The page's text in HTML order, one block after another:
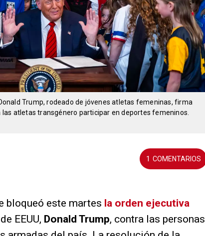
Trump, rodeado de jóvenes atletas femeninas, firma
las atletas transgénero participar en deportes femeninos.
1
bloqueó este martes la orden ejecutiva
EEUU, Donald Trump, contra las personas